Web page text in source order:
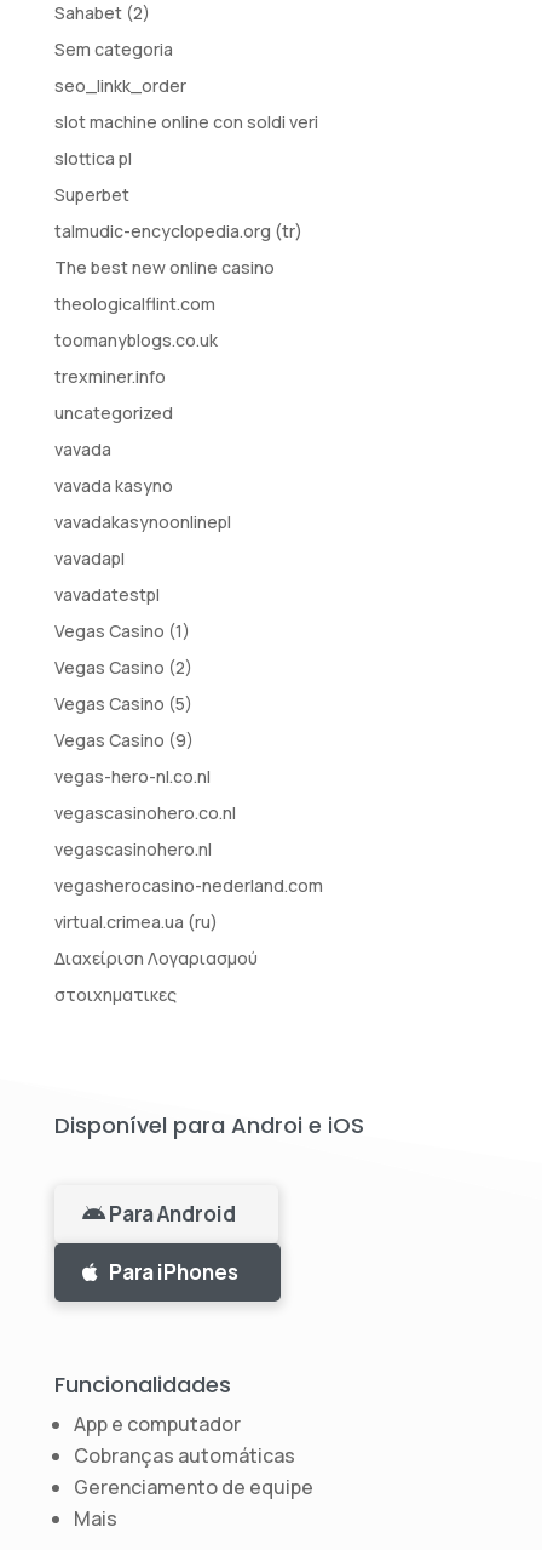
Sahabet (2)
Sem categoria
seo_linkk_order
slot machine online con soldi veri
slottica pl
Superbet
talmudic-encyclopedia.org (tr)
The best new online casino
theologicalflint.com
toomanyblogs.co.uk
trexminer.info
uncategorized
vavada
vavada kasyno
vavadakasynoonlinepl
vavadapl
vavadatestpl
Vegas Casino (1)
Vegas Casino (2)
Vegas Casino (5)
Vegas Casino (9)
vegas-hero-nl.co.nl
vegascasinohero.co.nl
vegascasinohero.nl
vegasherocasino-nederland.com
virtual.crimea.ua (ru)
Διαχείριση Λογαριασμού
στοιχηματικες
Disponível para Androi e iOS
Para Android
Para iPhones
Funcionalidades
App e computador
Cobranças automáticas
Gerenciamento de equipe
Mais